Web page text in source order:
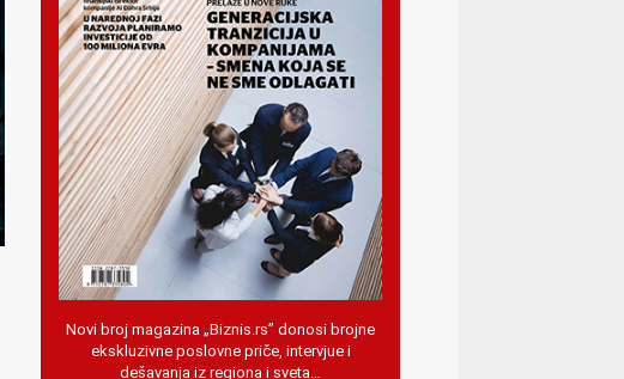
Novi broj magazina „Biznis.rs” donosi brojne
ekskluzivne poslovne priče, intervjue i
dešavanja iz regiona i sveta…